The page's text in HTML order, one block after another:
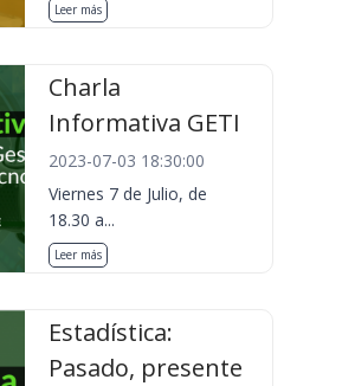
Leer más
Charla
Informativa GETI
2023-07-03 18:30:00
Viernes 7 de Julio, de
18.30 a...
Leer más
Estadística:
Pasado, presente